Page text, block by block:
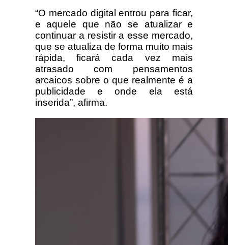
“O mercado digital entrou para ficar,
e aquele que não se atualizar e
continuar a resistir a esse mercado,
que se atualiza de forma muito mais
rápida, ficará cada vez mais
atrasado com pensamentos
arcaicos sobre o que realmente é a
publicidade e onde ela está
inserida”, afirma.